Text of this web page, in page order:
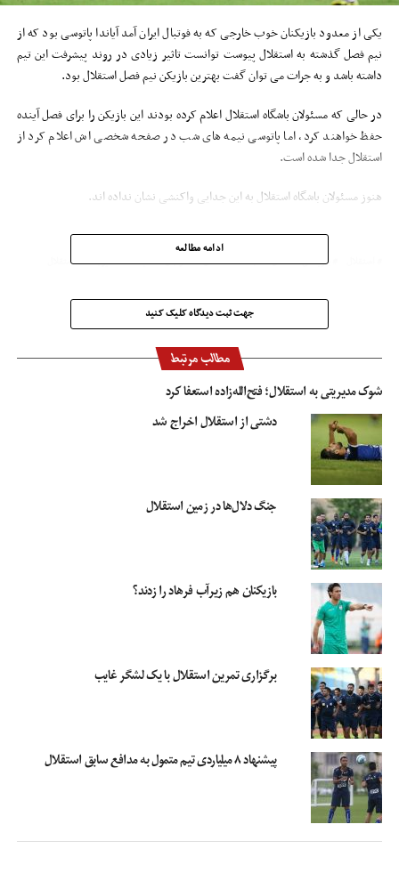
یکی از معدود بازیکنان خوب خارجی که به فوتبال ایران آمد آیاندا پاتوسی بود که از
نیم فصل گذشته به استقلال پیوست توانست تاثیر زیادی در روند پیشرفت این تیم
داشته باشد و به جرات می توان گفت بهترین بازیکن نیم فصل استقلال بود.
در حالی که مسئولان باشگاه استقلال اعلام کرده بودند این بازیکن را برای فصل آینده
حفظ خواهند کرد، اما پاتوسی نیمه های شب در صفحه شخصی اش اعلام کرد از
استقلال جدا شده است.
هنوز مسئولان باشگاه استقلال به این جدایی واکنشی نشان نداده اند.
بازیکنان استقلال باشگاه استقلال فوتبال لیگ مدیر باشگاه استقلال
جهت ثبت دیدگاه کلیک کنید
ادامه مطالعه
مطالب مرتبط
شوک مدیریتی به استقلال؛ فتح‌الله‌زاده استعفا کرد
دشتی از استقلال اخراج شد
جنگ دلال‌ها در زمین استقلال
بازیکنان هم زیرآب فرهاد را زدند؟
برگزاری تمرین استقلال با یک لشگر غایب
پیشنهاد ۸ میلیاردی تیم متمول به مدافع سابق استقلال